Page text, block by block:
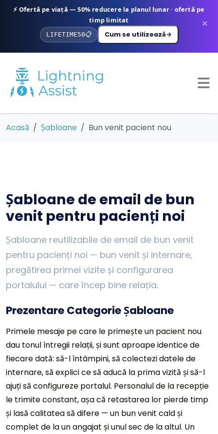
⚡ Ofertă pe viață — 50% reducere la planul lunar · ofertă pe
timp limitat
LIFETIME50📋 Cum se utilizează→
×
Acasă Șabloane Bun venit pacient nou
Șabloane de email de bun
venit pentru pacienți noi
Șabloane reutilizabile de email de bun venit
pentru pacienți noi — bun venit și internare,
pregătirea primei vizite și configurarea
portalului — care încep bine relația.
Prezentare Categorie Șabloane
Primele mesaje pe care le primește un pacient nou
dau tonul întregii relații, și sunt aproape identice de
fiecare dată: să-l întâmpini, să colectezi datele de
internare, să explici ce să aducă la prima vizită și să-l
ajuți să configureze portalul. Personalul de la recepție
le trimite constant, așa că retastarea lor pierde timp
și lasă calitatea să difere — un bun venit cald și
complet de la un angajat și unul sec de la altul. Un